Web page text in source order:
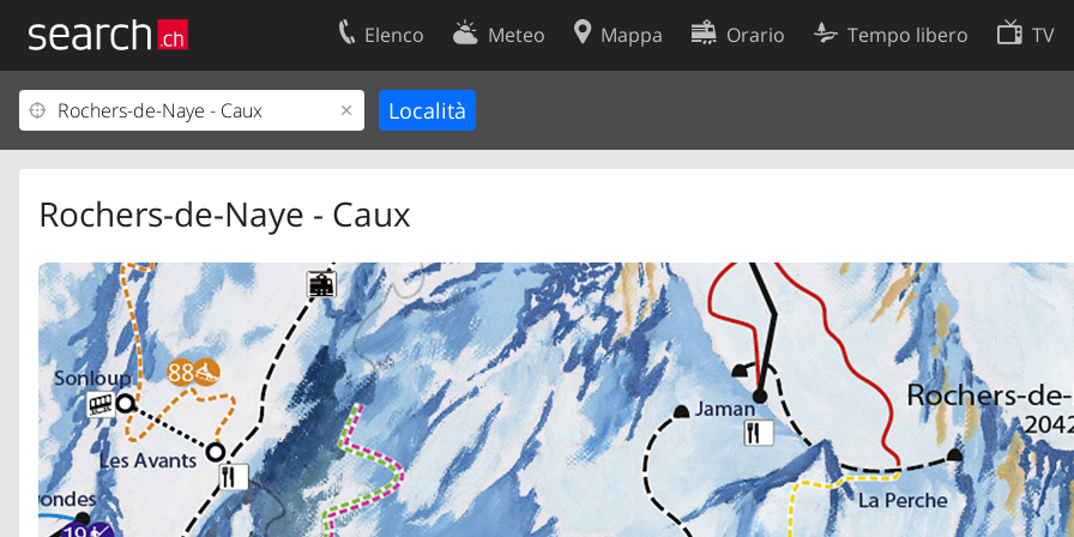
Elenco Meteo Mappa Orario Tempo libero TV
Rochers-de-Naye - Caux
Il vostro profolio
Area clienti
Contatti
Condizioni d’uso
Preferenze cookie